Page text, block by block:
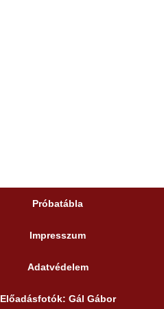
Próbatábla
Impresszum
Adatvédelem
Előadásfotók: Gál Gábor